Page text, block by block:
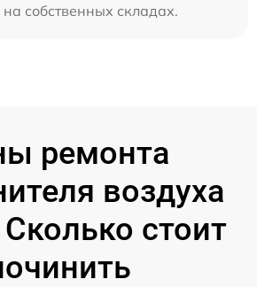
собственных складах.
ремонта
воздуха
стоит